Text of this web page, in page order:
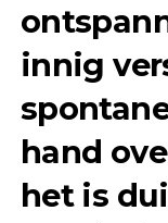
innig
hand
het is